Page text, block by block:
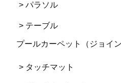
> パラソル
> テーブル
プールカーペット（ジョイ
> タッチマット